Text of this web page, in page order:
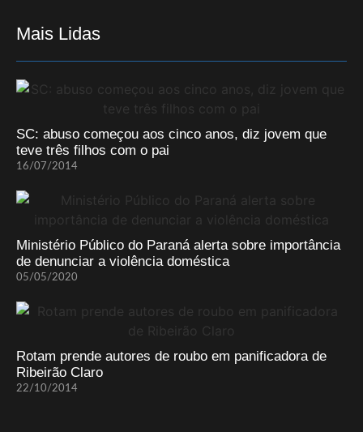
Mais Lidas
SC: abuso começou aos cinco anos, diz jovem que
teve três filhos com o pai
16/07/2014
Ministério Público do Paraná alerta sobre importância
de denunciar a violência doméstica
05/05/2020
Rotam prende autores de roubo em panificadora de
Ribeirão Claro
22/10/2014